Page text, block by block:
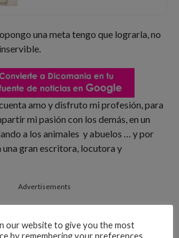
una meta tengo que lograrla, no
amo y disfruto mi profesión, para
mi pasión con los demás, en un
a los animales y abuelos … y por
una gran escritora, locutora y
Advertisements
our website to give you the most
by remembering your preferences